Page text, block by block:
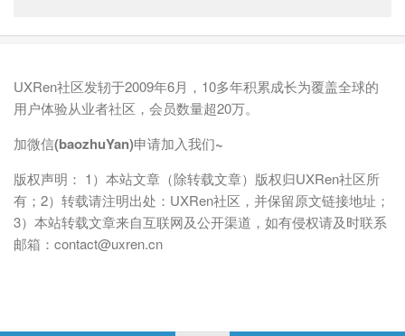
UXRen社区发轫于2009年6月，10多年积累成长为覆盖全球的
用户体验从业者社区，会员数量超20万。
加微信(baozhuYan)申请加入我们~
版权声明： 1）本站文章（除转载文章）版权归UXRen社区所
有；2）转载请注明出处：UXRen社区，并保留原文链接地址；
3）本站转载文章来自互联网及公开渠道，如有侵权请及时联系
邮箱：contact@uxren.cn